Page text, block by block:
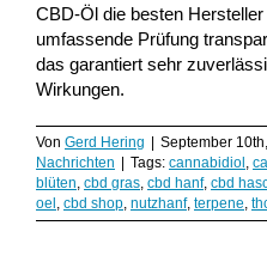
CBD-Öl die besten
umfassende Prüfung
das garantiert sehr
Wirkungen.
Von Gerd Hering | September
Nachrichten | Tags: cannabidiol,
blüten, cbd gras, cbd hanf, cbd
oel, cbd shop, nutzhanf, terpene,